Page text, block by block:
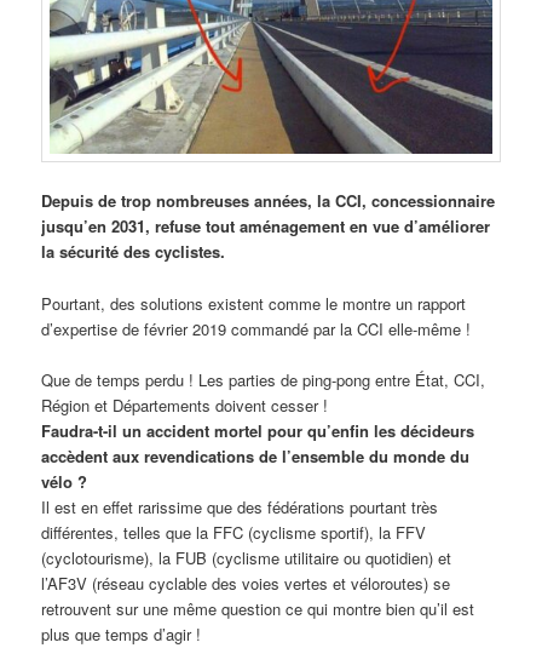
Depuis de trop nombreuses années, la CCI, concessionnaire
jusqu’en 2031, refuse tout aménagement en vue d’améliorer
la sécurité des cyclistes.
Pourtant, des solutions existent comme le montre un rapport
d’expertise de février 2019 commandé par la CCI elle-même !
Que de temps perdu ! Les parties de ping-pong entre État, CCI,
Région et Départements doivent cesser !
Faudra-t-il un accident mortel pour qu’enfin les décideurs
accèdent aux revendications de l’ensemble du monde du
vélo ?
Il est en effet rarissime que des fédérations pourtant très
différentes, telles que la FFC (cyclisme sportif), la FFV
(cyclotourisme), la FUB (cyclisme utilitaire ou quotidien) et
l’AF3V (réseau cyclable des voies vertes et véloroutes) se
retrouvent sur une même question ce qui montre bien qu’il est
plus que temps d’agir !